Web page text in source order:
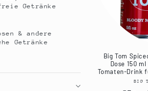
Getränke
& andere
Getränke
Big Tom
Dose 150
Tomaten-Drink
BIG